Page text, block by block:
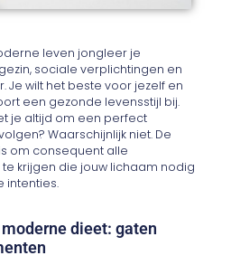
leven jongleer je
sociale verplichtingen en
Je wilt het beste voor jezelf en
een gezonde levensstijl bij.
je altijd om een perfect
Waarschijnlijk niet. De
om consequent alle
krijgen die jouw lichaam nodig
intenties.
dieet: gaten